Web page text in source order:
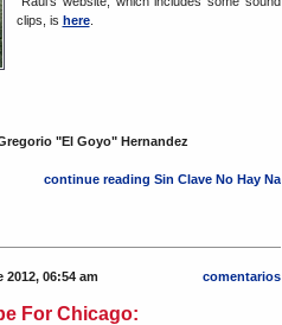
clips, is here.
"El Goyo" Hernandez
continue reading Sin Clave No Hay Na
06:54 am comentarios
For Chicago: